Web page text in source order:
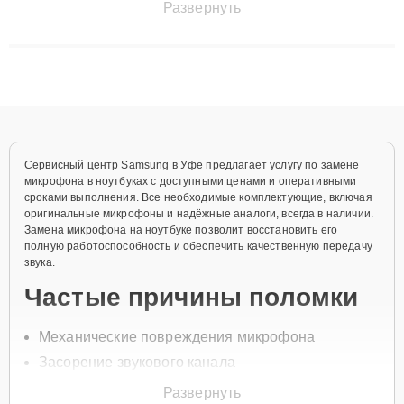
технику с сохранением гарантии до 3 лет. Наши мастера
Развернуть
Сервисный центр Samsung в Уфе предлагает услугу по замене
микрофона в ноутбуках с доступными ценами и оперативными
сроками выполнения. Все необходимые комплектующие, включая
оригинальные микрофоны и надёжные аналоги, всегда в наличии.
Замена микрофона на ноутбуке позволит восстановить его
полную работоспособность и обеспечить качественную передачу
звука.
Частые причины поломки
Механические повреждения микрофона
Засорение звукового канала
Развернуть